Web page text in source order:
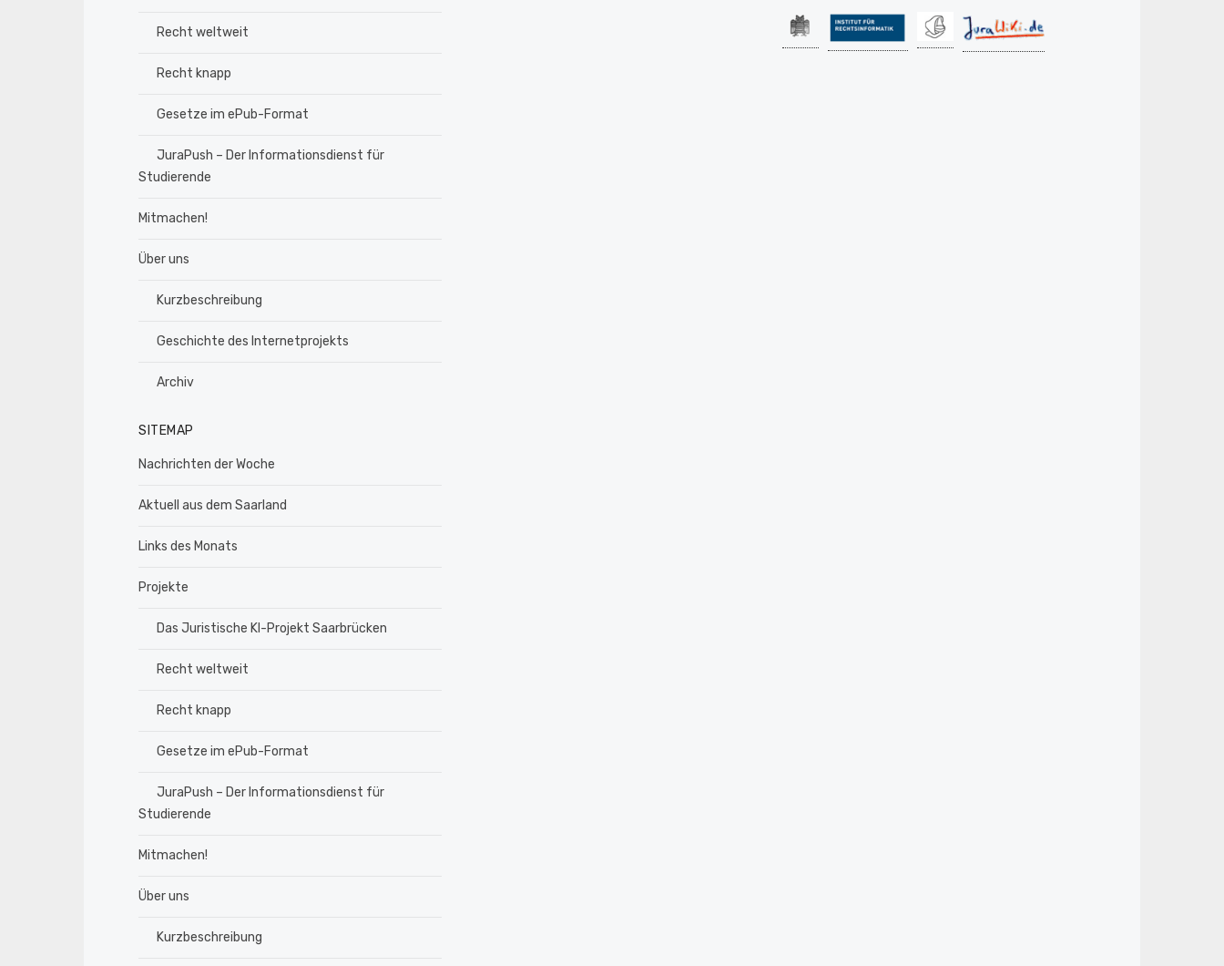
Recht weltweit
Recht knapp
Gesetze im ePub-Format
JuraPush – Der Informationsdienst für
Studierende
Mitmachen!
Über uns
Kurzbeschreibung
Geschichte des Internetprojekts
Archiv
SITEMAP
Nachrichten der Woche
Aktuell aus dem Saarland
Links des Monats
Projekte
Das Juristische KI-Projekt Saarbrücken
Recht weltweit
Recht knapp
Gesetze im ePub-Format
JuraPush – Der Informationsdienst für
Studierende
Mitmachen!
Über uns
Kurzbeschreibung